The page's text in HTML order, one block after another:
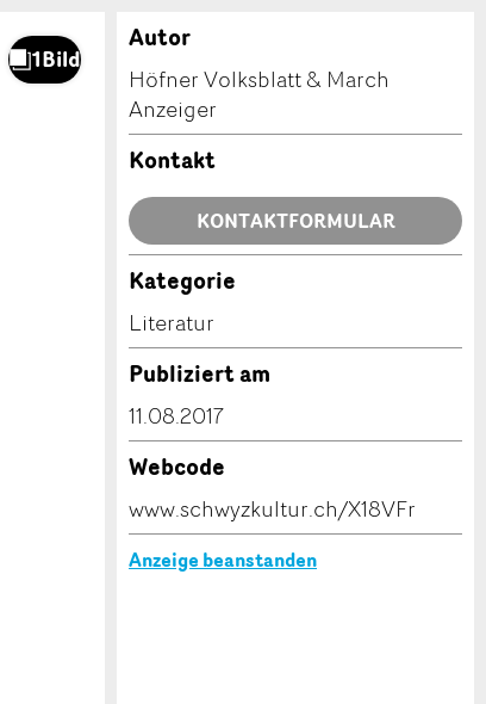
Autor
Höfner Volksblatt & March
Anzeiger
Kontakt
KONTAKTFORMULAR
Kategorie
Literatur
Publiziert am
11.08.2017
Webcode
www.schwyzkultur.ch/X18VFr
Anzeige beanstanden